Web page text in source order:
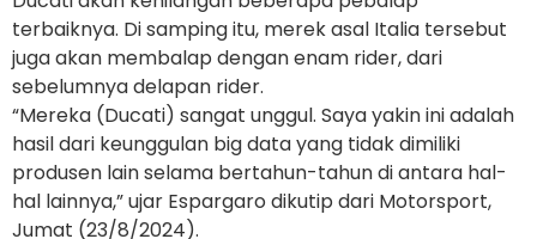
terbaiknya. Di samping itu, merek asal Italia tersebut
juga akan membalap dengan enam rider, dari
sebelumnya delapan rider.
“Mereka (Ducati) sangat unggul. Saya yakin ini adalah
hasil dari keunggulan big data yang tidak dimiliki
produsen lain selama bertahun-tahun di antara hal-
hal lainnya,” ujar Espargaro dikutip dari Motorsport,
Jumat (23/8/2024).